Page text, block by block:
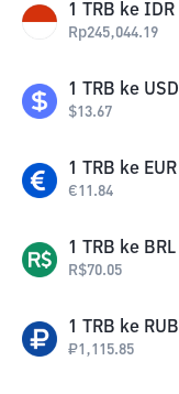
1 TRB ke IDR
Rp245,044.19
1 TRB ke USD
$13.67
1 TRB ke EUR
€11.84
1 TRB ke BRL
R$70.05
1 TRB ke RUB
₽1,115.85